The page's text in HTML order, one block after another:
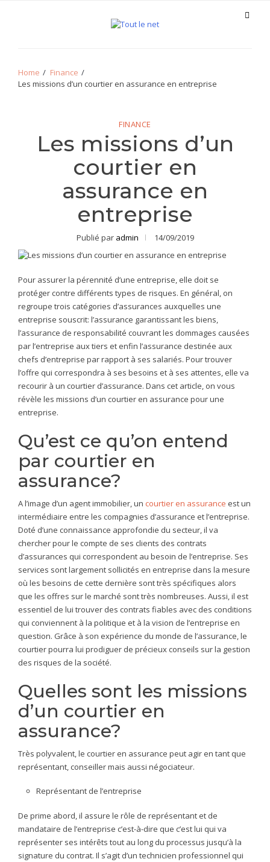
Home
Finance
Les missions d’un courtier en assurance en entreprise
FINANCE
Les missions d’un
courtier en
assurance en
entreprise
Publié par admin 14/09/2019
Pour assurer la pérennité d’une entreprise, elle doit se
protéger contre différents types de risques. En général, on
regroupe trois catégories d’assurances auxquelles une
entreprise souscrit: l’assurance garantissant les biens,
l’assurance de responsabilité couvrant les dommages causées
par l’entreprise aux tiers et enfin l’assurance destinée aux
chefs d’entreprise par rapport à ses salariés. Pour trouver
l’offre qui correspondra à ses besoins et à ses attentes, elle va
recourir à un courtier d’assurance. Dans cet article, on vous
révèle les missions d’un courtier en assurance pour une
entreprise.
Qu’est ce qu’on entend
par courtier en
assurance?
A l’image d’un agent immobilier, un courtier en assurance est un
intermédiaire entre les compagnies d’assurance et l’entreprise.
Doté d’une connaissance approfondie du secteur, il va
chercher pour le compte de ses clients des contrats
d’assurances qui correspondent au besoin de l’entreprise. Ses
services sont largement sollicités en entreprise dans la mesure
où les besoins de cette dernière sont très spécifiques alors
que les offres sur le marché sont très nombreuses. Aussi, il est
essentiel de lui trouver des contrats fiables avec des conditions
qui conviennent à la politique et à la vision de l’entreprise en
question. Grâce à son expérience du monde de l’assurance, le
courtier pourra lui prodiguer de précieux conseils sur la gestion
des risques de la société.
Quelles sont les missions
d’un courtier en
assurance?
Très polyvalent, le courtier en assurance peut agir en tant que
représentant, conseiller mais aussi négociateur.
Représentant de l’entreprise
De prime abord, il assure le rôle de représentant et de
mandataire de l’entreprise c’est-à-dire que c’est lui qui va
représenter ses intérêts tout au long du processus jusqu’à la
signature du contrat. Il s’agit d’un technicien professionnel qui